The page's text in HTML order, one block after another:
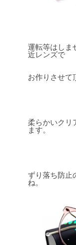
運転等はしま
近レンズで
お作りさせて
柔らかいクリ
ます。
ずり落ち防止
ね。